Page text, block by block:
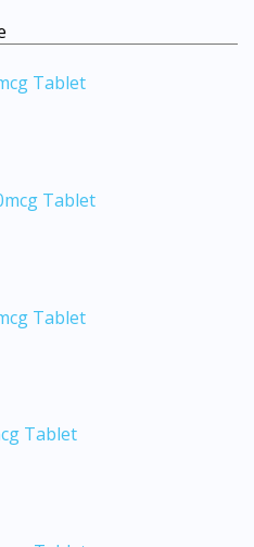
Tablet
Tablet
Tablet
Tablet